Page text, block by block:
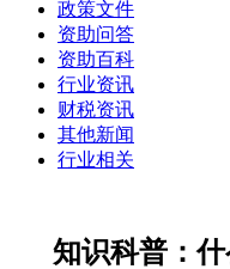
政策文件
资助问答
资助百科
行业资讯
财税资讯
其他新闻
行业相关
知识科普：